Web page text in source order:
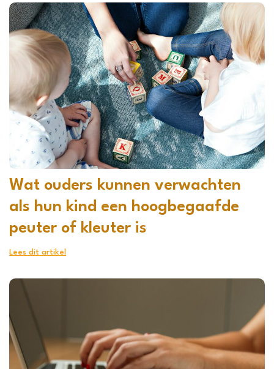
Wat ouders kunnen verwachten
als hun kind een hoogbegaafde
peuter of kleuter is
Lees dit artikel